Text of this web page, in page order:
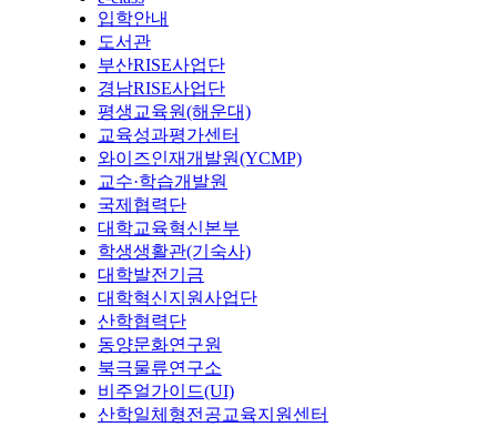
입학안내
도서관
부산RISE사업단
경남RISE사업단
평생교육원(해운대)
교육성과평가센터
와이즈인재개발원(YCMP)
교수·학습개발원
국제협력단
대학교육혁신본부
학생생활관(기숙사)
대학발전기금
대학혁신지원사업단
산학협력단
동양문화연구원
북극물류연구소
비주얼가이드(UI)
산학일체형전공교육지원센터